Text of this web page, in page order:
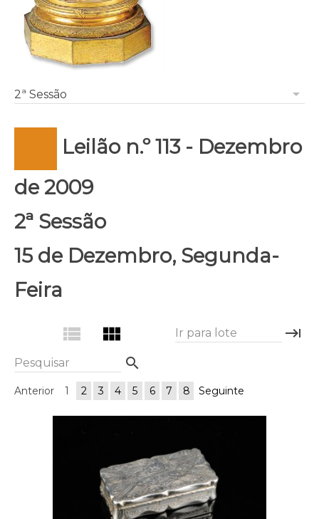
arrow_drop_down
2ª Sessão
Leilão n.º 113 - Dezembro
de 2009
2ª Sessão
15 de Dezembro, Segunda-
Feira
view_list view_module Ir para lote keyboard_tab
Pesquisar search
Anterior 1 2 3 4 5 6 7 8 Seguinte